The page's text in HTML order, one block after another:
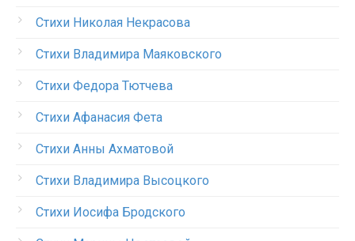
Стихи Николая Некрасова
Стихи Владимира Маяковского
Стихи Федора Тютчева
Стихи Афанасия Фета
Стихи Анны Ахматовой
Стихи Владимира Высоцкого
Стихи Иосифа Бродского